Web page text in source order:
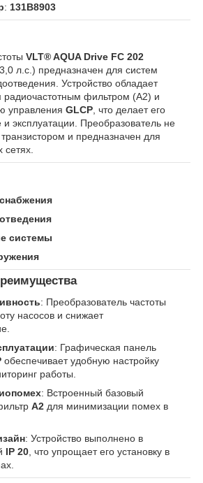
: 131B8903
VLT® AQUA Drive FC 202
л.с.) предназначен для систем
Устройство обладает
радиочастотным фильтром (А2) и
управления GLCP, что делает его
эксплуатации. Преобразователь не
и предназначен для
сетях.
системы
: Преобразователь частоты
насосов и снижает
: Графическая панель
обеспечивает удобную настройку
работы.
: Встроенный базовый
А2 для минимизации помех в
: Устройство выполнено в
IP 20 , что упрощает его установку в